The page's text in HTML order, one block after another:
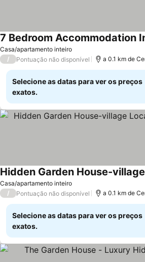
Casa/apartamento inteiro
/ Pontuação não disponível a 0.1 km de
Selecione as datas para ver os preços
exatos.
Casa/apartamento inteiro
/ Pontuação não disponível a 0.1 km de
Selecione as datas para ver os preços
exatos.